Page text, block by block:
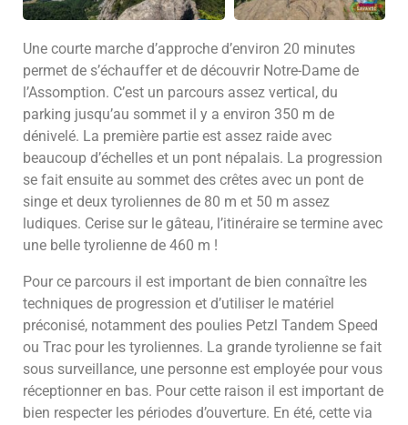
Une courte marche d’approche d’environ 20 minutes
permet de s’échauffer et de découvrir Notre-Dame de
l’Assomption. C’est un parcours assez vertical, du
parking jusqu’au sommet il y a environ 350 m de
dénivelé. La première partie est assez raide avec
beaucoup d’échelles et un pont népalais. La progression
se fait ensuite au sommet des crêtes avec un pont de
singe et deux tyroliennes de 80 m et 50 m assez
ludiques. Cerise sur le gâteau, l’itinéraire se termine avec
une belle tyrolienne de 460 m !
Pour ce parcours il est important de bien connaître les
techniques de progression et d’utiliser le matériel
préconisé, notamment des poulies Petzl Tandem Speed
ou Trac pour les tyroliennes. La grande tyrolienne se fait
sous surveillance, une personne est employée pour vous
réceptionner en bas. Pour cette raison il est important de
bien respecter les périodes d’ouverture. En été, cette via